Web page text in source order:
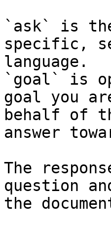
`ask` is
specific,
language.
`goal` is
goal you
behalf of
answer
The
question
the